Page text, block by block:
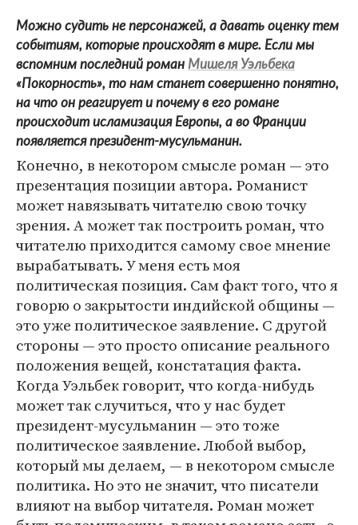
Можно судить не персонажей, а давать оценку тем
событиям, которые происходят в мире. Если мы
вспомним последний роман Мишеля Уэльбека
«Покорность», то нам станет совершенно понятно,
на что он реагирует и почему в его романе
происходит исламизация Европы, а во Франции
появляется президент-мусульманин.
Конечно, в некотором смысле роман — это
презентация позиции автора. Романист
может навязывать читателю свою точку
зрения. А может так построить роман, что
читателю приходится самому свое мнение
вырабатывать. У меня есть моя
политическая позиция. Сам факт того, что я
говорю о закрытости индийской общины —
это уже политическое заявление. С другой
стороны — это просто описание реального
положения вещей, констатация факта.
Когда Уэльбек говорит, что когда-нибудь
может так случиться, что у нас будет
президент-мусульманин — это тоже
политическое заявление. Любой выбор,
который мы делаем, — в некотором смысле
политика. Но это не значит, что писатели
влияют на выбор читателя. Роман может